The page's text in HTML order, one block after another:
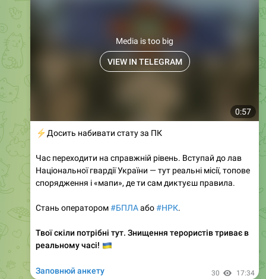
0:57
Media is too big
VIEW IN TELEGRAM
Досить набивати стату за ПК
Час переходити на справжній рівень. Вступай до лав
Національної гвардії України — тут реальні місії, топове
спорядження і «мапи», де ти сам диктуєш правила.
Стань оператором#БПЛАабо#НРК.
Твої скіли потрібні тут. Знищення терористів триває в
реальному часі!
🇺🇦
Заповнюй анкету 30 17:34